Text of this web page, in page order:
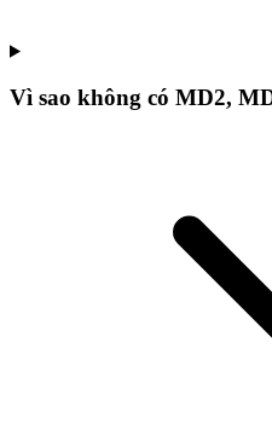
Vì sao không có MD2,